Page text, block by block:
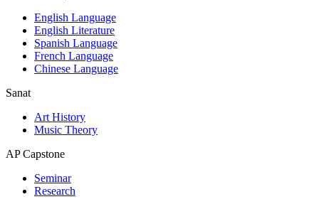
English Language
English Literature
Spanish Language
French Language
Chinese Language
Sanat
Art History
Music Theory
AP Capstone
Seminar
Research